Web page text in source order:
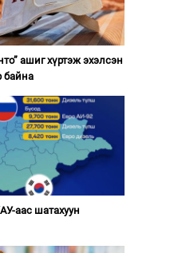
ашиг хүртэж эхэлсэн
байна
аас шатахуун